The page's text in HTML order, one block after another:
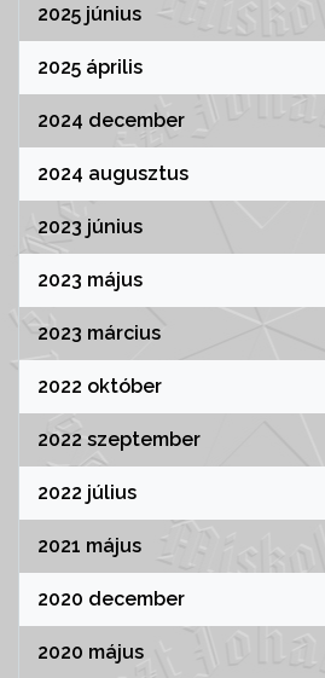
2025 június
2025 április
2024 december
2024 augusztus
2023 június
2023 május
2023 március
2022 október
2022 szeptember
2022 július
2021 május
2020 december
2020 május